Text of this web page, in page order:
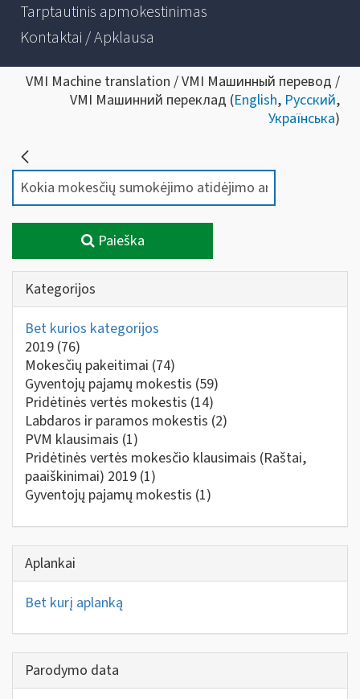
Tarptautinis apmokestinimas
Kontaktai / Apklausa
VMI Machine translation / VMI Машинный перевод /
VMI Машинний переклад (English, Русский,
Українська)
Paieška
Kategorijos
Bet kurios kategorijos
2019 (76)
Mokesčių pakeitimai (74)
Gyventojų pajamų mokestis (59)
Pridėtinės vertės mokestis (14)
Labdaros ir paramos mokestis (2)
PVM klausimais (1)
Pridėtinės vertės mokesčio klausimais (Raštai,
paaiškinimai) 2019 (1)
Gyventojų pajamų mokestis (1)
Aplankai
Bet kurį aplanką
Parodymo data